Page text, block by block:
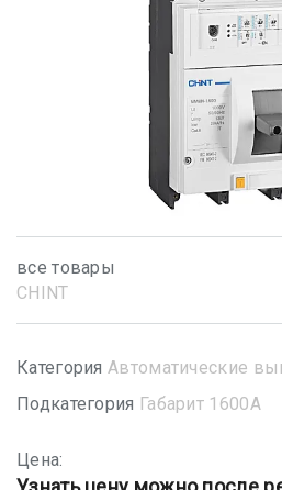
все товары
CHINT
Категория Автоматические
Подкатегория Габарит 1600А
Цена: